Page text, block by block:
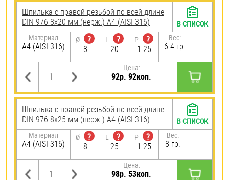
Шпилька с правой резьбой по всей длине
DIN 976 8х20 мм (нерж.) A4 (AISI 316)
Материал
A4 (AISI 316)
Ø
?
8
L
?
20
P
?
1.25
Вес:
6.4 гр.
Цена:
92р. 92коп.
В СПИСОК
Шпилька с правой резьбой по всей длине
DIN 976 8х25 мм (нерж.) A4 (AISI 316)
Материал
A4 (AISI 316)
Ø
?
8
L
?
25
P
?
1.25
Вес:
8 гр.
Цена:
98р. 53коп.
В СПИСОК